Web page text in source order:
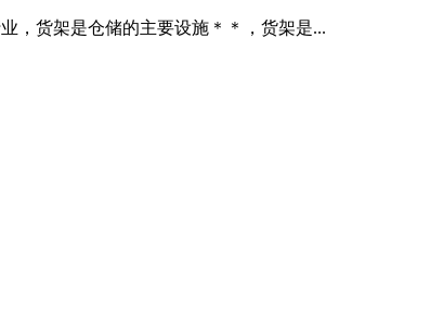
，货架是仓储的主要设施＊＊，货架是...